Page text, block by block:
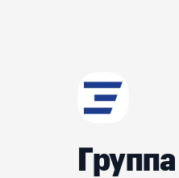
Рядом с МЦК
На карте